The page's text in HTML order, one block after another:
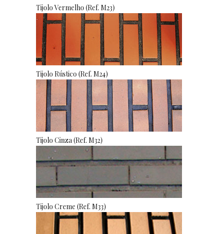
Tijolo Vermelho (Ref. M23)
Tijolo Rústico (Ref. M24)
Tijolo Cinza (Ref. M32)
Tijolo Creme (Ref. M33)